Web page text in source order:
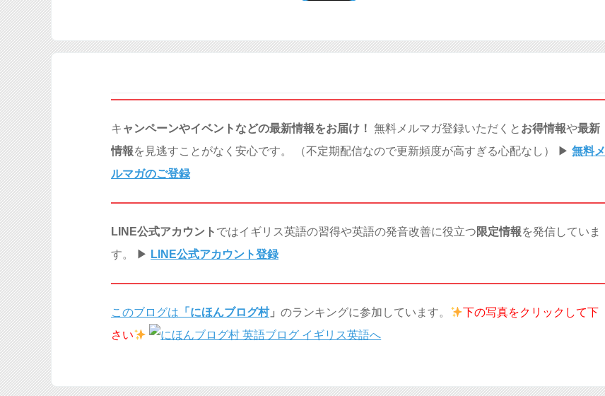
キ ャンペーンやイベントなどの最新情報をお届け！ 無料メルマガ登録いただくと お得情報や最新
情報を見逃すことがなく安心です。 （不定期配信なので更新頻度が高すぎる心配なし） ▶︎ 無料メ
ルマガのご登録
LINE公式アカウント ではイギリス英語の習得や英語の発音改善に役立つ 限定情報を発信していま
す。 ▶︎ LINE公式アカウント登録
このブログは 「 にほんブログ村」 のランキングに参加しています。 下の写真をクリックして下
さい